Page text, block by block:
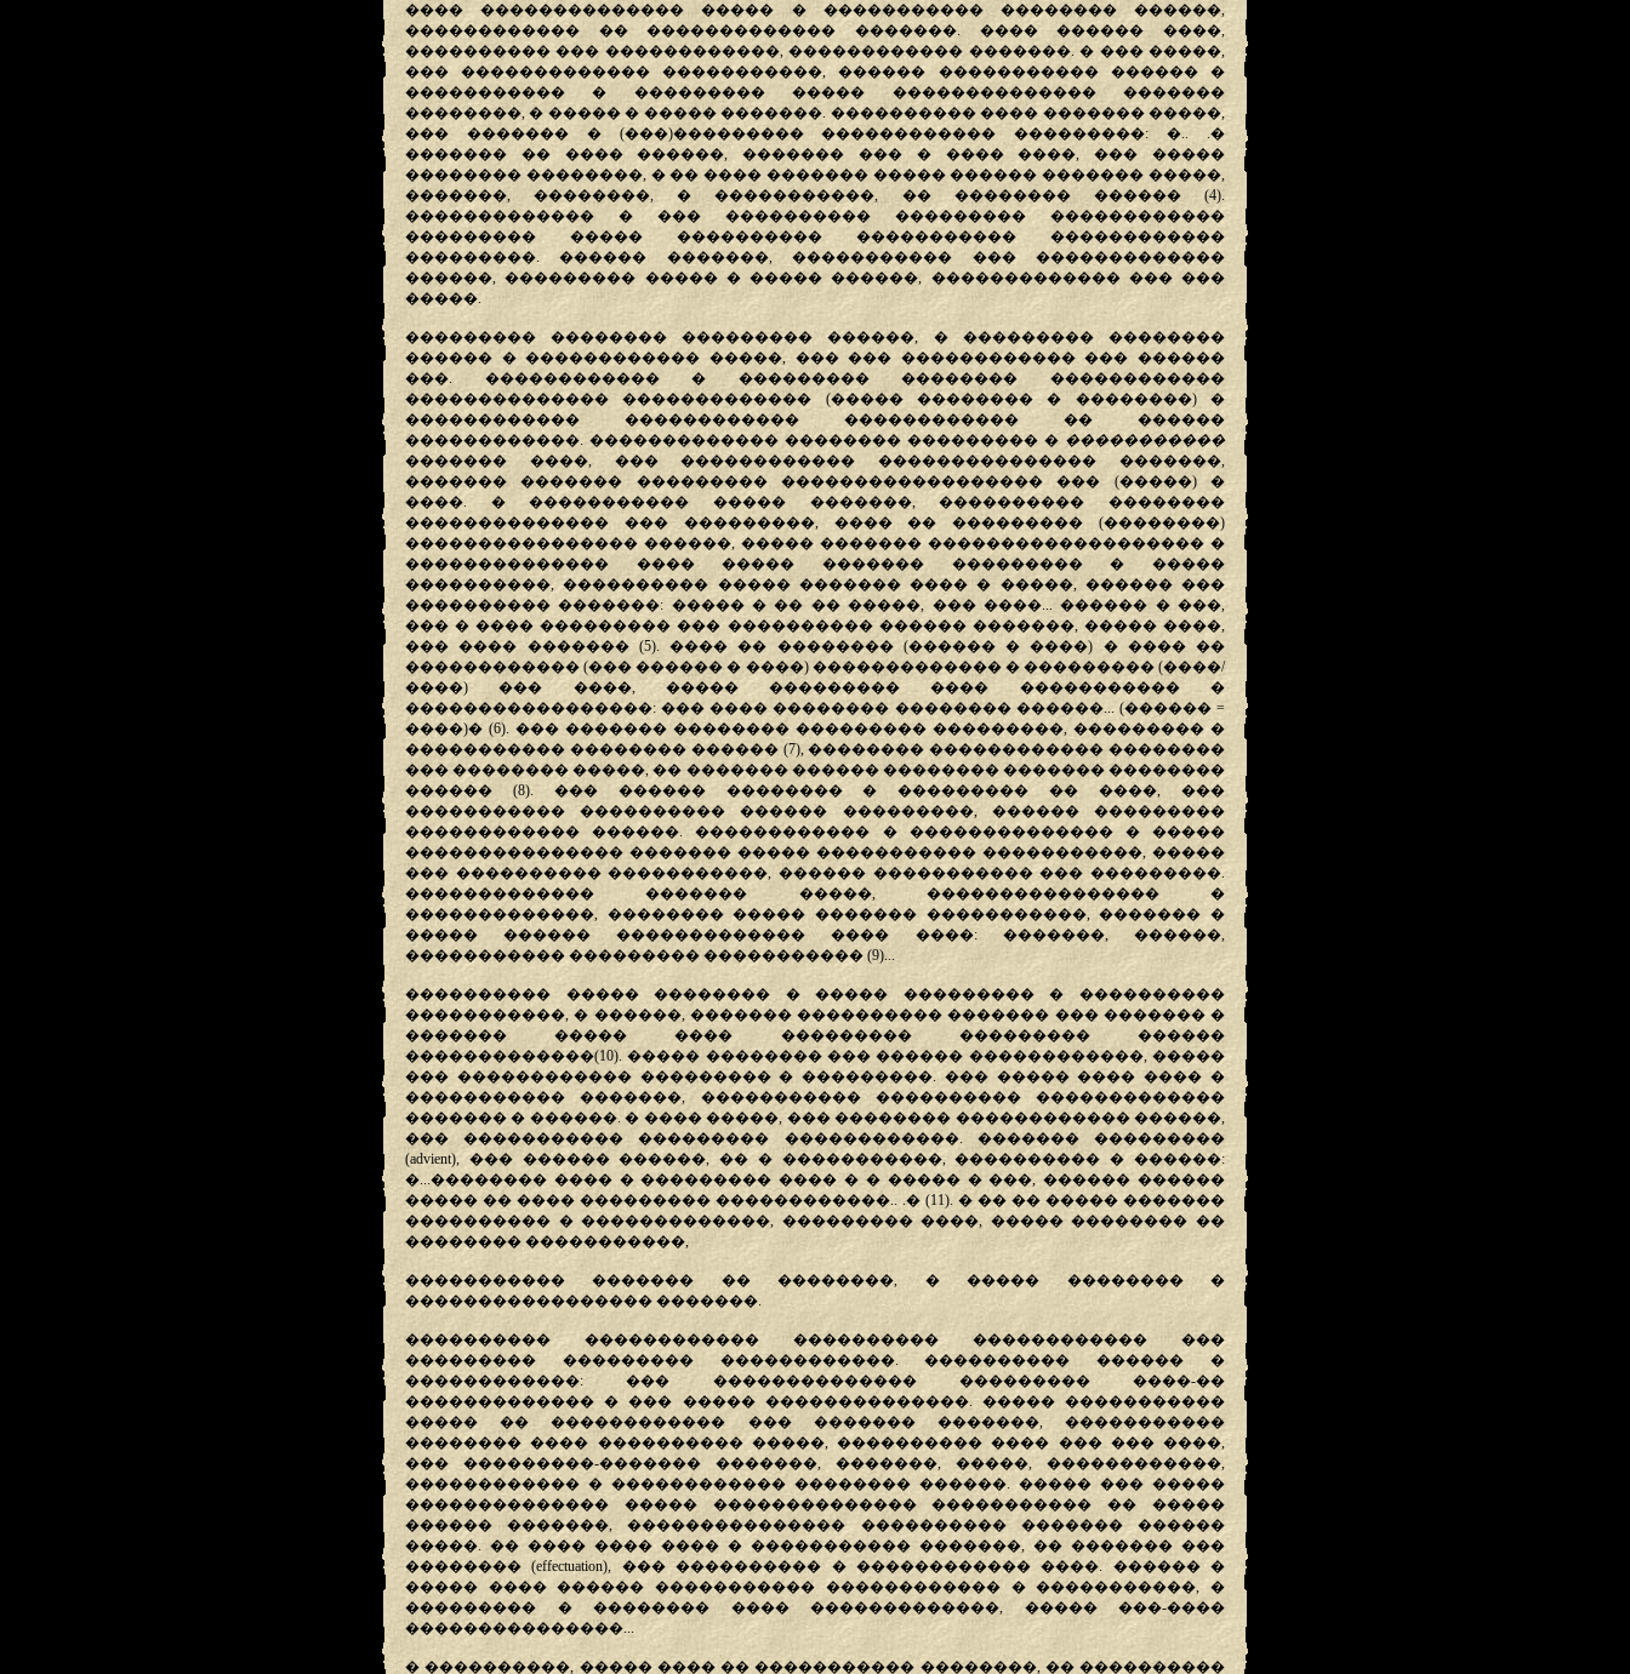
���� �������������� ����� � ����������� �������� ������,
������������ �� ������������� �������. ���� ������ ����,
���������� ��� ������������, ������������ �������. � ��� �����,
��� ������������� �����������, ������ ����������� ������ �
����������� � ��������� ����� �������������� �������
��������, � ����� � ����� �������. ���������� ���� ������� �����,
��� ������� � (���)��������� ������������ ���������: �.. .�
������� �� ���� ������, ������� ��� � ���� ����, ��� �����
�������� ��������, � �� ���� ������� ����� ������ ������� �����,
�������, ��������, � �����������, �� �������� ������ (4).
������������� � ��� ���������� ��������� ������������
��������� ����� ���������� ����������� ������������
���������. ������ �������, ����������� ��� �������������
������, ��������� ����� � ����� ������, ������������� ��� ���
�����.
��������� �������� ��������� ������, � ��������� ��������
������ � ������������ �����, ��� ��� ������������ ��� ������
���. ������������ � ��������� �������� ������������
�������������� ������������� (����� �������� � ��������) �
������������ ������������ ������������ �� ������
������������. ������������� �������� ��������� � �����������
������� ����, ��� ������������ ��������������� �������,
������� ������� ��������� ������������������ ��� (�����) �
����. � ����������� ����� �������, ���������� ��������
�������������� ��� ���������, ���� �� ��������� (��������)
���������������� ������, ����� ������� ������������������� �
�������������� ���� ����� ������� ��������� � �����
����������, ���������� ����� ������� ���� � �����, ������ ���
���������� �������: ����� � �� �� �����, ��� ����... ������ � ���,
��� � ���� ��������� ��� ���������� ������ �������, ����� ����,
��� ���� ������� (5). ���� �� �������� (������ � ����) � ���� ��
������������ (��� ������ � ����) ������������� � ��������� (����/
����) ��� ����, ����� ��������� ���� ����������� �
�����������������: ��� ���� �������� �������� ������... (������ =
����)� (6). ��� ������� �������� ��������� ���������, ��������� �
����������� �������� ������ (7), �������� ������������ ��������
��� �������� �����, �� ������� ������ �������� ������� ��������
������ (8). ��� ������ �������� � ��������� �� ����, ���
����������� ���������� ������ ���������, ������ ���������
������������ ������. ������������ � �������������� � �����
��������������� ������� ����� ����������� �����������, �����
��� ���������� �����������, ������ ����������� ��� ���������.
������������� ������� �����, ���������������� �
�������������, �������� ����� ������� �����������, ������� �
����� ������ ������������� ���� ����: �������, ������,
����������� ��������� ����������� (9)...
���������� ����� �������� � ����� ��������� � ����������
�����������, � ������, ������� ���������� ������� ��� ������� �
������� ����� ���� ��������� ��������� ������
�������������(10). ����� �������� ��� ������ ������������, �����
��� ������������ ��������� � ���������. ��� ����� ���� ���� �
����������� �������, ����������� ���������� �������������
������� � ������. � ���� �����, ��� �������� ������������ ������,
��� ����������� ��������� ������������. ������� ���������
(advient), ��� ������ ������, �� � �����������, ���������� � ������:
�...�������� ���� � ��������� ���� � � ����� � ���, ������ ������
����� �� ���� ��������� ������������.. .� (11). � �� �� ����� �������
���������� � �������������, ��������� ����, ����� �������� ��
�������� �����������,
����������� ������� �� ��������, � ����� �������� �
����������������� �������.
���������� ������������ ���������� ������������ ���
��������� ��������� ������������. ���������� ������ �
������������: ��� �������������� ��������� ����-��
������������� � ��� ����� ��������������. ����� �����������
����� �� ������������ ��� ������� �������, �����������
�������� ���� ���������� �����, ���������� ���� ��� ��� ����,
��� ���������-������� �������, �������, �����, ������������,
������������ � ������������ �������� ������. ����� ��� �����
�������������� ����� �������������� ����������� �� �����
������ �������, ��������������� ���������� ������� ������
�����. �� ���� ���� ���� � ����������� �������, �� ������� ���
�������� (effectuation), ��� ���������� � ������������ ����. ������ �
����� ���� ������ ����������� ������������ � �����������, �
��������� � �������� ���� �������������, ����� ���-����
���������������...
� ����������, ����� ���� �� ����������� ��������, �� ����������